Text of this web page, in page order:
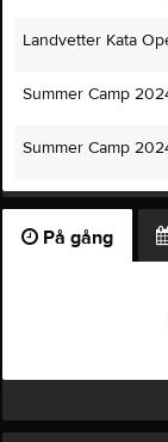
Landvetter Kata
Summer Camp
Summer Camp
På gång